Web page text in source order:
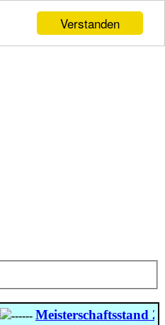
Verstanden
------Meisterschaftsstand 2026